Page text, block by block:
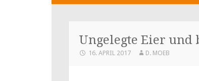
SPRINGEN
Ungelegte Eier und
16. APRIL 2017 D. MOEB